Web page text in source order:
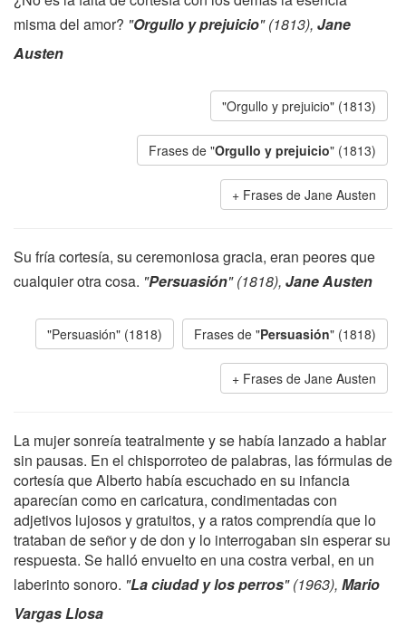
misma del amor? "Orgullo y prejuicio" (1813), Jane
Austen
"Orgullo y prejuicio" (1813)
Frases de "Orgullo y prejuicio" (1813)
Frases de Jane Austen
Su fría cortesía, su ceremoniosa gracia, eran peores que
cualquier otra cosa. "Persuasión" (1818), Jane Austen
"Persuasión" (1818) Frases de "Persuasión" (1818)
Frases de Jane Austen
La mujer sonreía teatralmente y se había lanzado a hablar
sin pausas. En el chisporroteo de palabras, las fórmulas de
cortesía que Alberto había escuchado en su infancia
aparecían como en caricatura, condimentadas con
adjetivos lujosos y gratuitos, y a ratos comprendía que lo
trataban de señor y de don y lo interrogaban sin esperar su
respuesta. Se halló envuelto en una costra verbal, en un
laberinto sonoro. "La ciudad y los perros" (1963), Mario
Vargas Llosa